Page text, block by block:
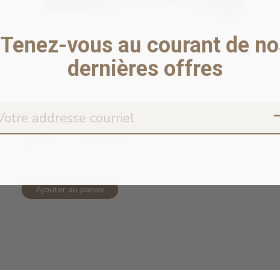
Kangaroo Femur Bone
Ajouter au panier
Tenez-vous au courant de
dernières offres